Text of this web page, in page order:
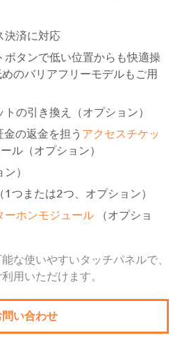
決済に対応
ボタンで低い位置からも快適操
のバリアフリーモデルもご用
の引き換え（オプション）
の返金を担う アクセスチケッ
ル（オプション）
）
つまたは2つ、オプション）
ーホンモジュール （オプショ
な使いやすいタッチパネルで、
用いただけます。
問い合わせ